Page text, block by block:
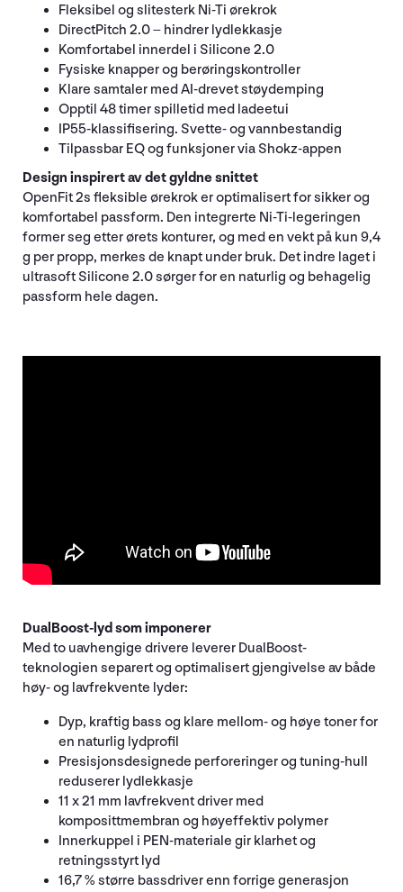
Fleksibel og slitesterk Ni-Ti ørekrok
DirectPitch 2.0 – hindrer lydlekkasje
Komfortabel innerdel i Silicone 2.0
Fysiske knapper og berøringskontroller
Klare samtaler med AI-drevet støydemping
Opptil 48 timer spilletid med ladeetui
IP55-klassifisering. Svette- og vannbestandig
Tilpassbar EQ og funksjoner via Shokz-appen
Design inspirert av det gyldne snittet
OpenFit 2s fleksible ørekrok er optimalisert for sikker og
komfortabel passform. Den integrerte Ni-Ti-legeringen
former seg etter ørets konturer, og med en vekt på kun 9,4
g per propp, merkes de knapt under bruk. Det indre laget i
ultrasoft Silicone 2.0 sørger for en naturlig og behagelig
passform hele dagen.
DualBoost-lyd som imponerer
Med to uavhengige drivere leverer DualBoost-
teknologien separert og optimalisert gjengivelse av både
høy- og lavfrekvente lyder:
Dyp, kraftig bass og klare mellom- og høye toner for
en naturlig lydprofil
Presisjonsdesignede perforeringer og tuning-hull
reduserer lydlekkasje
11 x 21 mm lavfrekvent driver med
komposittmembran og høyeffektiv polymer
Innerkuppel i PEN-materiale gir klarhet og
retningsstyrt lyd
16,7 % større bassdriver enn forrige generasjon